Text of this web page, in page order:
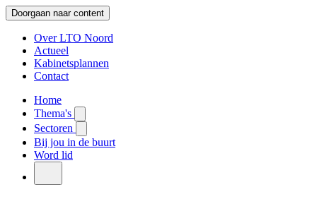
Doorgaan naar content
Over LTO Noord
Actueel
Kabinetsplannen
Contact
Home
Thema's
Sectoren
Bij jou in de buurt
Word lid